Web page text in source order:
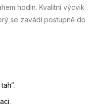
hodin. Kvalitní výcvik
se zavádí postupně do